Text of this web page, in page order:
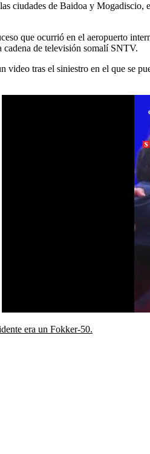
ciudades de Baidoa y
que ocurrió en el aeropuerto
cadena de televisión somalí SNTV.
video tras el siniestro en el que se
era un Fokker-50.